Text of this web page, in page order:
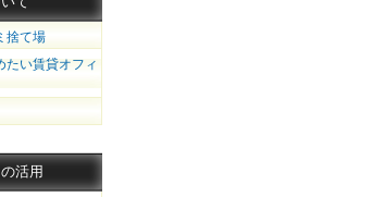
捨て場
たい賃貸オフィ
活用